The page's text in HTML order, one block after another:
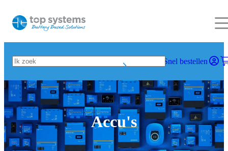
Snel bestellen
Accu's